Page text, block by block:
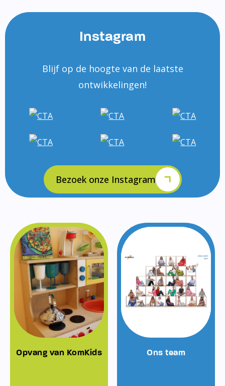
Instagram
Blijf op de hoogte van de laatste
ontwikkelingen!
Bezoek onze Instagram
Opvang van KomKids Ons team